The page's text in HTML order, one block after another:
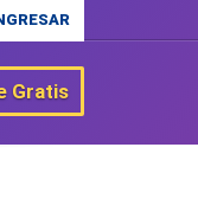
Gratis